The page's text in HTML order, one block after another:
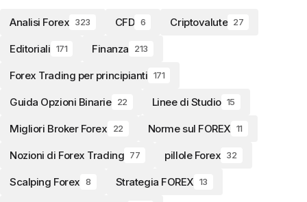
Analisi Forex 323 CFD 6 Criptovalute 27
Editoriali 171 Finanza 213
Forex Trading per principianti 171
Guida Opzioni Binarie 22 Linee di Studio 15
Migliori Broker Forex 22 Norme sul FOREX 11
Nozioni di Forex Trading 77 pillole Forex 32
Scalping Forex 8 Strategia FOREX 13